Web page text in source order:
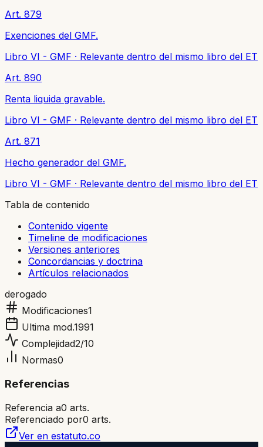
Art. 879
Exenciones del GMF.
Libro VI - GMF · Relevante dentro del mismo libro del ET
Art. 890
Renta liquida gravable.
Libro VI - GMF · Relevante dentro del mismo libro del ET
Art. 871
Hecho generador del GMF.
Libro VI - GMF · Relevante dentro del mismo libro del ET
Tabla de contenido
Contenido vigente
Timeline de modificaciones
Versiones anteriores
Concordancias y doctrina
Artículos relacionados
derogado
Modificaciones1
Ultima mod.1991
Complejidad2/10
Normas0
Referencias
Referencia a0 arts.
Referenciado por0 arts.
Ver en estatuto.co